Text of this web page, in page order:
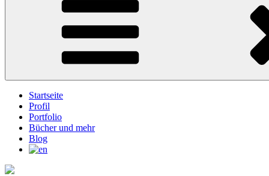
Startseite
Profil
Portfolio
Bücher und mehr
Blog